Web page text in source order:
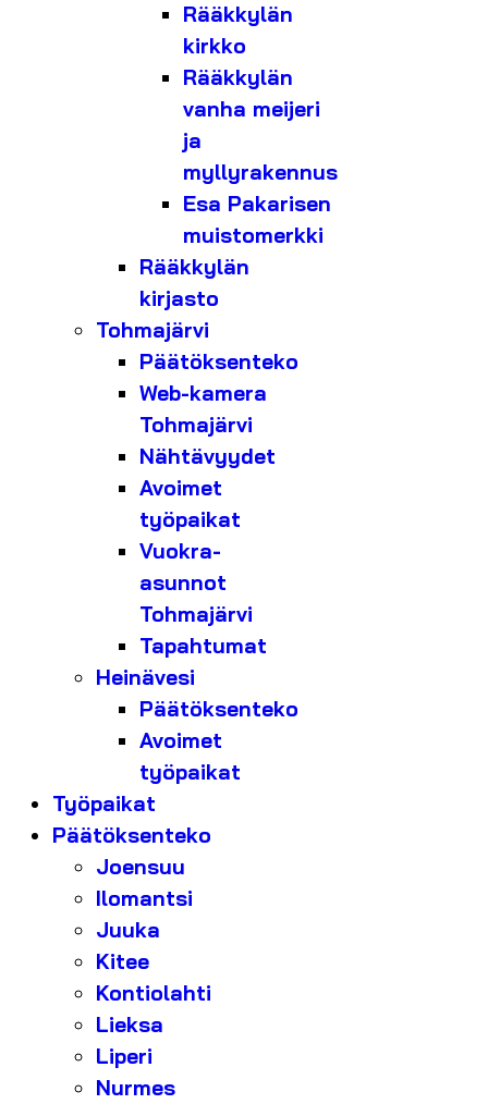
Rääkkylän
kirkko
Rääkkylän
vanha meijeri
ja
myllyrakennus
Esa Pakarisen
muistomerkki
Rääkkylän
kirjasto
Tohmajärvi
Päätöksenteko
Web-kamera
Tohmajärvi
Nähtävyydet
Avoimet
työpaikat
Vuokra-
asunnot
Tohmajärvi
Tapahtumat
Heinävesi
Päätöksenteko
Avoimet
työpaikat
Työpaikat
Päätöksenteko
Joensuu
Ilomantsi
Juuka
Kitee
Kontiolahti
Lieksa
Liperi
Nurmes